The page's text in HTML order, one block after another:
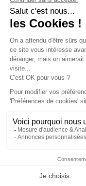
Prix

Adaptée pour une
FROID
Puissance en